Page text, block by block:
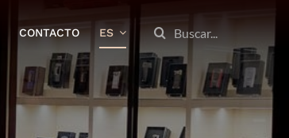
CONTACTO ES BUSCAR: